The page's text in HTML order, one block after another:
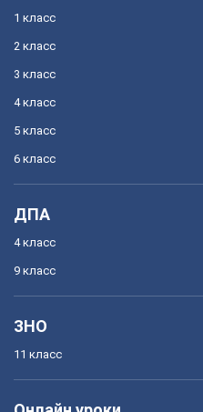
1 класс
2 класс
3 класс
4 класс
5 класс
6 класс
ДПА
4 класс
9 класс
ЗНО
11 класс